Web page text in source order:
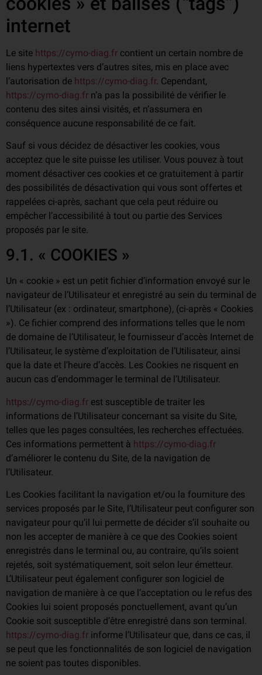
internet
Le site https://cymo-diag.fr contient un certain nombre de
liens hypertextes vers d’autres sites, mis en place avec
l’autorisation de https://cymo-diag.fr. Cependant,
https://cymo-diag.fr n’a pas la possibilité de vérifier le
contenu des sites ainsi visités, et n’assumera en
conséquence aucune responsabilité de ce fait.
Sauf si vous décidez de désactiver les cookies, vous
acceptez que le site puisse les utiliser. Vous pouvez à tout
moment désactiver ces cookies et ce gratuitement à partir
des possibilités de désactivation qui vous sont offertes et
rappelées ci-après, sachant que cela peut réduire ou
empêcher l’accessibilité à tout ou partie des Services
proposés par le site.
9.1. « COOKIES »
Un « cookie » est un petit fichier d’information envoyé sur le
navigateur de l’Utilisateur et enregistré au sein du terminal de
l’Utilisateur (ex : ordinateur, smartphone), (ci-après « Cookies
»). Ce fichier comprend des informations telles que le nom
de domaine de l’Utilisateur, le fournisseur d’accès Internet de
l’Utilisateur, le système d’exploitation de l’Utilisateur, ainsi
que la date et l’heure d’accès. Les Cookies ne risquent en
aucun cas d’endommager le terminal de l’Utilisateur.
https://cymo-diag.fr est susceptible de traiter les
informations de l’Utilisateur concernant sa visite du Site,
telles que les pages consultées, les recherches effectuées.
Ces informations permettent à https://cymo-diag.fr
d’améliorer le contenu du Site, de la navigation de
l’Utilisateur.
Les Cookies facilitant la navigation et/ou la fourniture des
services proposés par le Site, l’Utilisateur peut configurer son
navigateur pour qu’il lui permette de décider s’il souhaite ou
non les accepter de manière à ce que des Cookies soient
enregistrés dans le terminal ou, au contraire, qu’ils soient
rejetés, soit systématiquement, soit selon leur émetteur.
L’Utilisateur peut également configurer son logiciel de
navigation de manière à ce que l’acceptation ou le refus des
Cookies lui soient proposés ponctuellement, avant qu’un
Cookie soit susceptible d’être enregistré dans son terminal.
https://cymo-diag.fr informe l’Utilisateur que, dans ce cas, il
se peut que les fonctionnalités de son logiciel de navigation
ne soient pas toutes disponibles.